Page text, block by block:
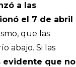
a las
el 7 de abril
que las
abajo. Si las
evidente que no